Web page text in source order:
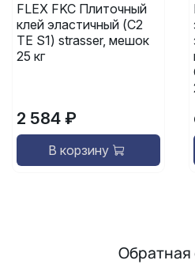
FLEX FKC Плиточный
клей эластичный (C2
TE S1) strasser, мешок
25 кг
2 584 ₽
В корзину
Обратная